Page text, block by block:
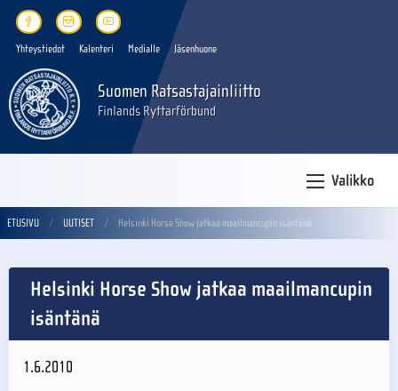
Yhteystiedot Kalenteri Medialle Jäsenhuone
Suomen Ratsastajainliitto
Finlands Ryttarförbund
Valikko
ETUSIVU UUTISET Helsinki Horse Show jatkaa maailmancupin isäntänä
Helsinki Horse Show jatkaa maailmancupin
isäntänä
1.6.2010